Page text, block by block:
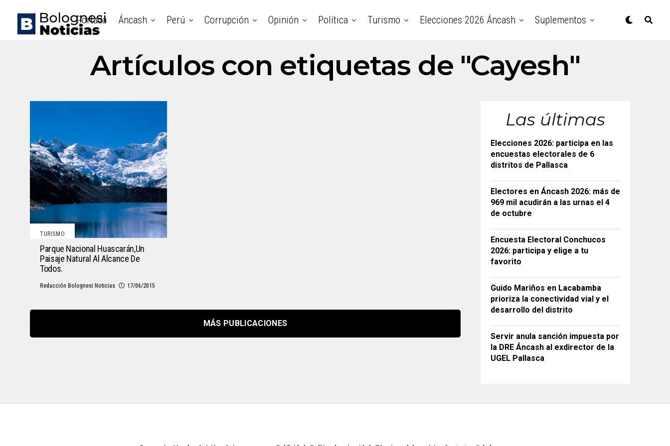
Portada Áncash Perú Corrupción Opinión Política Turismo Elecciones 2026 Áncash Suplementos
Artículos con etiquetas de "Cayesh"
TURISMO
Parque Nacional Huascarán,un
Paisaje Natural Al Alcance De
Todos.
Redacción Bolognesi Noticias 17/06/2015
MÁS PUBLICACIONES
Las últimas
Elecciones 2026: participa en las
encuestas electorales de 6
distritos de Pallasca
Electores en Áncash 2026: más de
969 mil acudirán a las urnas el 4
de octubre
Encuesta Electoral Conchucos
2026: participa y elige a tu
favorito
Guido Mariños en Lacabamba
prioriza la conectividad vial y el
desarrollo del distrito
Servir anula sanción impuesta por
la DRE Áncash al exdirector de la
UGEL Pallasca